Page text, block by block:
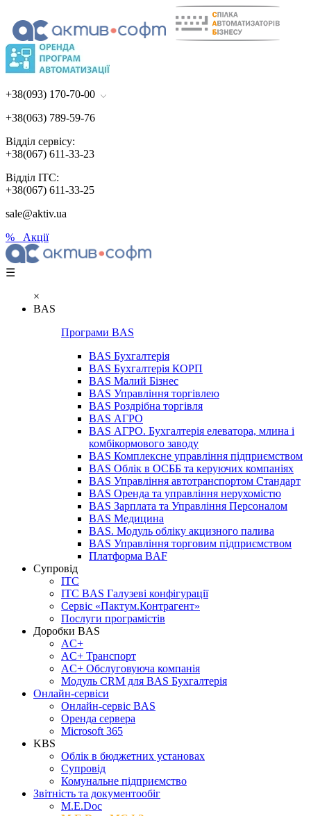
+38(093) 170-70-00
+38(063) 789-59-76
Відділ сервісу:
+38(067) 611-33-23
Відділ ІТС:
+38(067) 611-33-25
sale@aktiv.ua
% Акції
☰
×
BAS
Програми BAS
BAS Бухгалтерія
BAS Бухгалтерія КОРП
BAS Малий Бізнес
BAS Управління торгівлею
BAS Роздрібна торгівля
BAS АГРО
BAS АГРО. Бухгалтерія елеватора, млина і
комбікормового заводу
BAS Комплексне управління підприємством
BAS Облік в ОСББ та керуючих компаніях
BAS Управління автотранспортом Стандарт
BAS Оренда та управління нерухомістю
BAS Зарплата та Управління Персоналом
BAS Медицина
BAS. Модуль обліку акцизного палива
BAS Управління торговим підприємством
Платформа BAF
Супровід
ІТС
ІТС BAS Галузеві конфігурації
Сервіс «Пактум.Контрагент»
Послуги програмістів
Доробки BAS
AC+
AC+ Транспорт
AC+ Обслуговуюча компанія
Модуль CRM для BAS Бухгалтерія
Онлайн-сервіси
Онлайн-сервіс BAS
Оренда сервера
Microsoft 365
KBS
Облік в бюджетних установах
Супровід
Комунальне підприємство
Звітність та документообіг
M.Е.Doc